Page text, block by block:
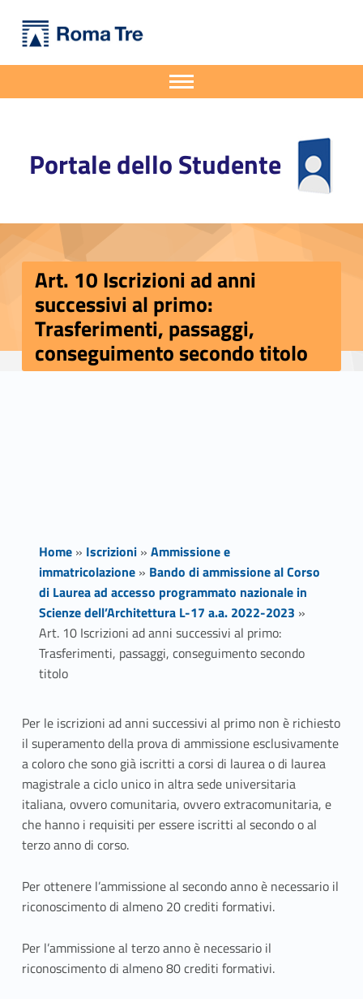
Art. 10 Iscrizioni ad anni successivi al primo: Trasferimenti, passaggi, conseguimento secondo titolo - Portale dello Studente
Portale dello Studente
Apri il menu secondario
Header info sidebar
Art. 10 Iscrizioni ad anni
successivi al primo:
Trasferimenti, passaggi,
conseguimento secondo titolo
Home» Iscrizioni» Ammissione e
immatricolazione» Bando di ammissione al Corso
di Laurea ad accesso programmato nazionale in
Scienze dell’Architettura L-17 a.a. 2022-2023 »
Art. 10 Iscrizioni ad anni successivi al primo:
Trasferimenti, passaggi, conseguimento secondo
titolo
A
r
t
.
1
0
I
s
Per le iscrizioni ad anni successivi al primo non è richiesto
il superamento della prova di ammissione esclusivamente
a coloro che sono già iscritti a corsi di laurea o di laurea
magistrale a ciclo unico in altra sede universitaria
italiana, ovvero comunitaria, ovvero extracomunitaria, e
che hanno i requisiti per essere iscritti al secondo o al
terzo anno di corso.
Per ottenere l’ammissione al secondo anno è necessario il
riconoscimento di almeno 20 crediti formativi.
Per l’ammissione al terzo anno è necessario il
riconoscimento di almeno 80 crediti formativi.